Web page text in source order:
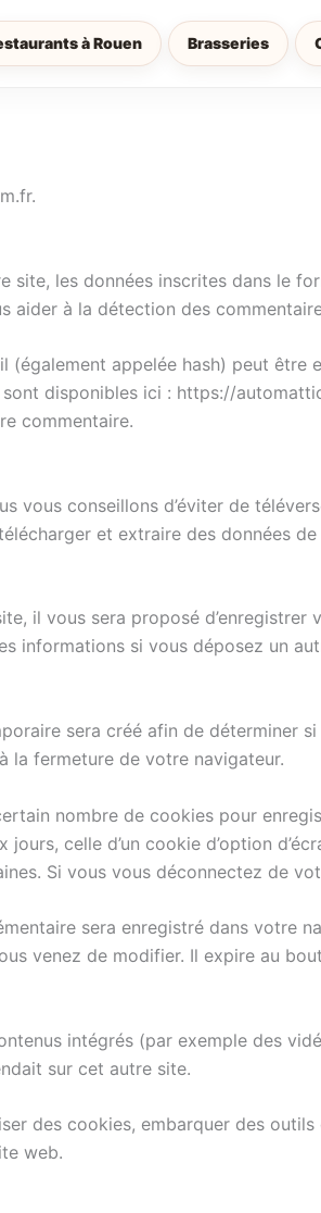
à Rouen Brasseries
site, les données inscrites dans le
aider à la détection des
appelée hash) peut
disponibles ici : https://
commentaire.
vous conseillons d’éviter de
et extraire des données
il vous sera proposé d’enregistrer
informations si vous déposez un
sera créé afin de déterminer
la fermeture de votre navigateur.
nombre de cookies pour
celle d’un cookie d’option
Si vous vous déconnectez de
sera enregistré dans votre
venez de modifier. Il expire au bout
intégrés (par exemple des
sur cet autre site.
des cookies, embarquer des
web.